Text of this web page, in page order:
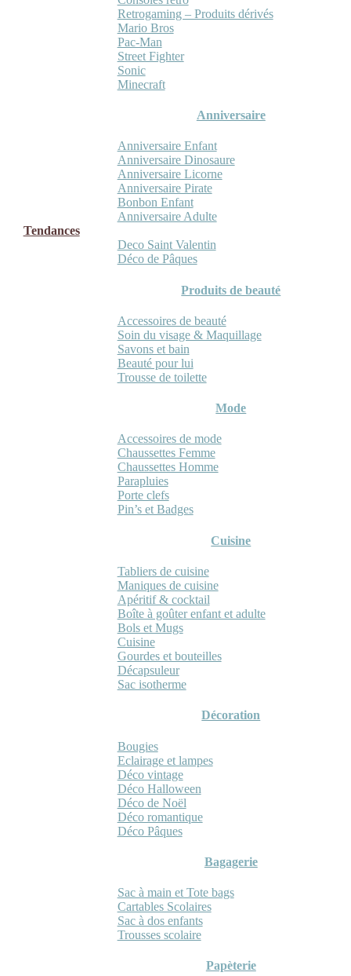
Retrogaming – Produits dérivés
Mario Bros
Pac-Man
Street Fighter
Sonic
Minecraft
Anniversaire
Anniversaire Enfant
Anniversaire Dinosaure
Anniversaire Licorne
Anniversaire Pirate
Bonbon Enfant
Anniversaire Adulte
Tendances
Deco Saint Valentin
Déco de Pâques
Produits de beauté
Accessoires de beauté
Soin du visage & Maquillage
Savons et bain
Beauté pour lui
Trousse de toilette
Mode
Accessoires de mode
Chaussettes Femme
Chaussettes Homme
Parapluies
Porte clefs
Pin’s et Badges
Cuisine
Tabliers de cuisine
Maniques de cuisine
Apéritif & cocktail
Boîte à goûter enfant et adulte
Bols et Mugs
Cuisine
Gourdes et bouteilles
Décapsuleur
Sac isotherme
Décoration
Bougies
Eclairage et lampes
Déco vintage
Déco Halloween
Déco de Noël
Déco romantique
Déco Pâques
Bagagerie
Sac à main et Tote bags
Cartables Scolaires
Sac à dos enfants
Trousses scolaire
Papèterie